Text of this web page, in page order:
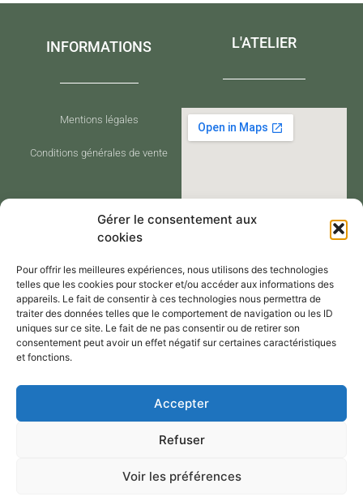
Gérer le consentement aux
cookies
Pour offrir les meilleures expériences, nous utilisons des technologies
telles que les cookies pour stocker et/ou accéder aux informations des
appareils. Le fait de consentir à ces technologies nous permettra de
traiter des données telles que le comportement de navigation ou les ID
uniques sur ce site. Le fait de ne pas consentir ou de retirer son
consentement peut avoir un effet négatif sur certaines caractéristiques
et fonctions.
Accepter
Refuser
Voir les préférences
INFORMATIONS
Mentions légales
Conditions générales de vente
L'ATELIER
CONTACT
Par mail : atelier@annejerome.fr